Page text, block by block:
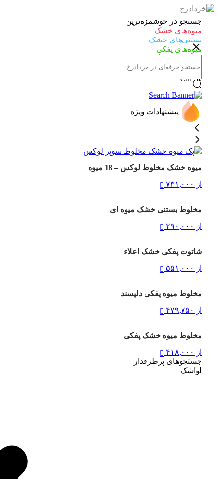
جستجو در خوشمزه‌ترین
میوه‌های خشک
بستنی‌های خشک
میوه‌های پفکی
Ctrl+K
پیشنهادات ویژه
میوه خشک مخلوط لوکس – 18 میوه
از
۷۳۱,۰۰۰
مخلوط بستنی خشک میوه ای
از
۲۹۰,۰۰۰
شاتوت پفکی خشک اعلاء
از
۵۵۱,۰۰۰
مخلوط میوه پفکی دلپسند
از
۴۷۹,۷۵۰
مخلوط میوه خشک پفکی
از
۴۱۸,۰۰۰
جستجوهای پرطرفدار
لواشک